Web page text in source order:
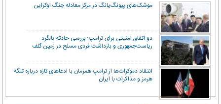
موشک‌های پیونگ‌یانگ در مرکز معادله جنگ اوکراین
دو اتفاق امنیتی برای ترامپ؛ بررسی حادثه بالگرد
ریاست‌جمهوری و بازداشت فردی مسلح در زمین گلف
انتقاد دموکرات‌ها از ترامپ همزمان با ادعاهای تازه درباره تنگه
هرمز و مذاکرات با ایران